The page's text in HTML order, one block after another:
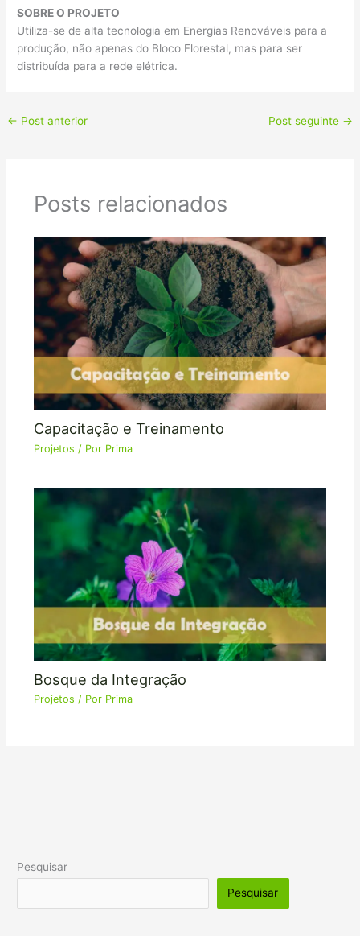
SOBRE O PROJETO
Utiliza-se de alta tecnologia em Energias Renováveis para a
produção, não apenas do Bloco Florestal, mas para ser
distribuída para a rede elétrica.
← Post anterior Post seguinte →
Posts relacionados
Capacitação e Treinamento
Projetos / Por Prima
Bosque da Integração
Projetos / Por Prima
Pesquisar
Pesquisar